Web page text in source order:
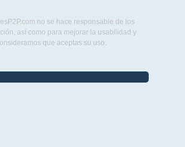
no se hace responsable de los
así como para mejorar la usabilidad y
que aceptas su uso.